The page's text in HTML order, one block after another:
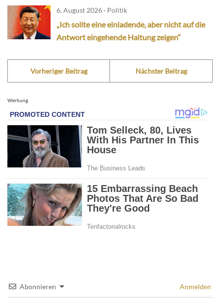
6. August 2026 · Politik
„Ich sollte eine einladende, aber nicht auf die
Antwort eingehende Haltung zeigen“
Vorheriger Beitrag Nächster Beitrag
Werbung
Abonnieren Anmelden